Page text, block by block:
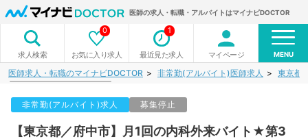
医師の求人・転職・アルバイトはマイナビDOCTOR
求人検索 お気に入り求人
0
最近見た求人
1
マイページ MENU
医師求人・転職のマイナビDOCTOR 非常勤(アルバイト)医師求人 東京都
非常勤(アルバイト)求人 募集停止
【東京都／府中市】月1回の内科外来バイト★第3